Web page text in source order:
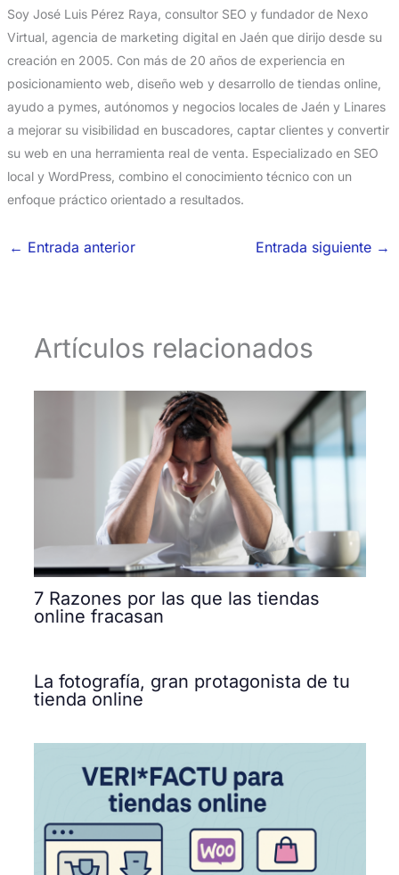
Soy José Luis Pérez Raya, consultor SEO y fundador de Nexo
Virtual, agencia de marketing digital en Jaén que dirijo desde su
creación en 2005. Con más de 20 años de experiencia en
posicionamiento web, diseño web y desarrollo de tiendas online,
ayudo a pymes, autónomos y negocios locales de Jaén y Linares
a mejorar su visibilidad en buscadores, captar clientes y convertir
su web en una herramienta real de venta. Especializado en SEO
local y WordPress, combino el conocimiento técnico con un
enfoque práctico orientado a resultados.
← Entrada anterior Entrada siguiente →
Artículos relacionados
7 Razones por las que las tiendas
online fracasan
La fotografía, gran protagonista de tu
tienda online